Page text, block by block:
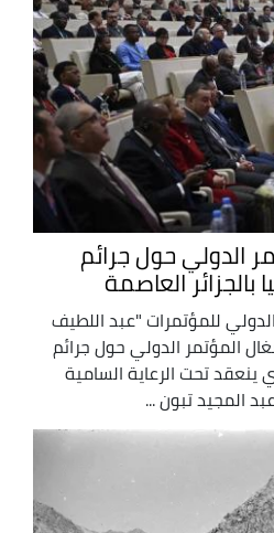
الدولي حول جرائم
العاصمة
للمؤتمرات "عبد اللطيف
المؤتمر الدولي حول جرائم
تحت الرعاية السامية
المجيد تبون ...